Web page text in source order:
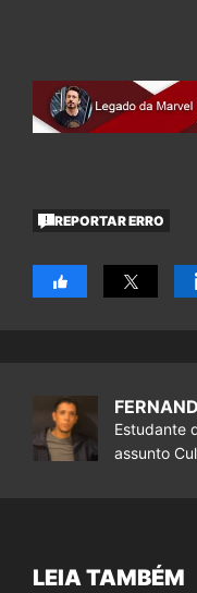
REPORTAR ERRO
Estudante
assunto
LEIA TAMBÉM